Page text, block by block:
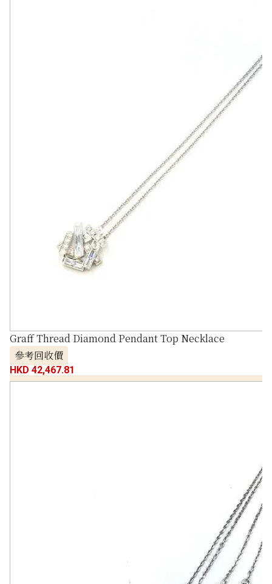
Graff Thread Diamond Pendant Top Necklace
參考回收價
HKD 42,467.81